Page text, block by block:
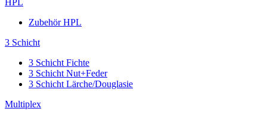
HPL
Zubehör HPL
3 Schicht
3 Schicht Fichte
3 Schicht Nut+Feder
3 Schicht Lärche/Douglasie
Multiplex